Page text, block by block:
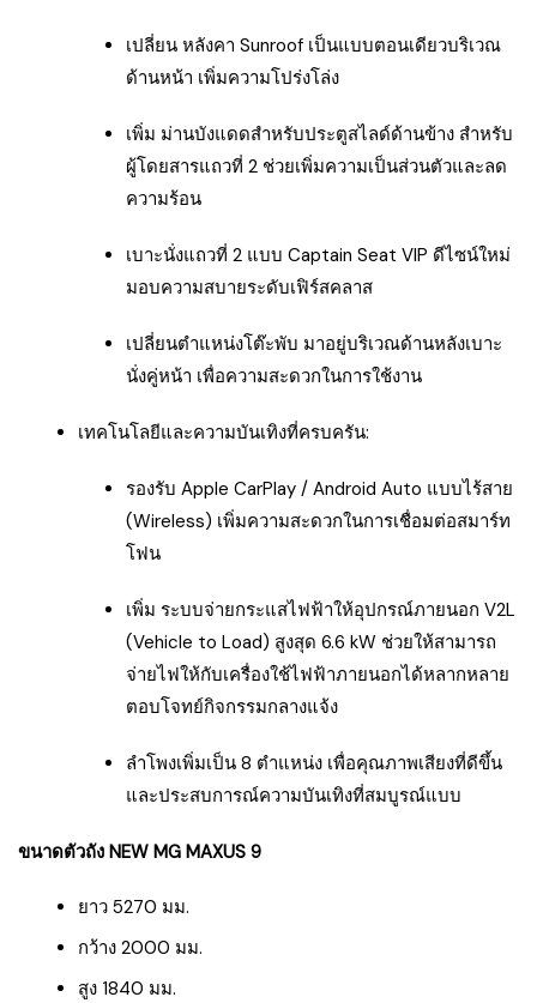
เปลี่ยน หลังคา Sunroof เป็นแบบตอนเดียวบริเวณ
ด้านหน้า เพิ่มความโปร่งโล่ง
เพิ่ม ม่านบังแดดสำหรับประตูสไลด์ด้านข้าง สำหรับ
ผู้โดยสารแถวที่ 2 ช่วยเพิ่มความเป็นส่วนตัวและลด
ความร้อน
เบาะนั่งแถวที่ 2 แบบ Captain Seat VIP ดีไซน์ใหม่
มอบความสบายระดับเฟิร์สคลาส
เปลี่ยนตำแหน่งโต๊ะพับ มาอยู่บริเวณด้านหลังเบาะ
นั่งคู่หน้า เพื่อความสะดวกในการใช้งาน
เทคโนโลยีและความบันเทิงที่ครบครัน:
รองรับ Apple CarPlay / Android Auto แบบไร้สาย
(Wireless) เพิ่มความสะดวกในการเชื่อมต่อสมาร์ท
โฟน
เพิ่ม ระบบจ่ายกระแสไฟฟ้าให้อุปกรณ์ภายนอก V2L
(Vehicle to Load) สูงสุด 6.6 kW ช่วยให้สามารถ
จ่ายไฟให้กับเครื่องใช้ไฟฟ้าภายนอกได้หลากหลาย
ตอบโจทย์กิจกรรมกลางแจ้ง
ลำโพงเพิ่มเป็น 8 ตำแหน่ง เพื่อคุณภาพเสียงที่ดีขึ้น
และประสบการณ์ความบันเทิงที่สมบูรณ์แบบ
ขนาดตัวถัง NEW MG MAXUS 9
ยาว 5270 มม.
กว้าง 2000 มม.
สูง 1840 มม.